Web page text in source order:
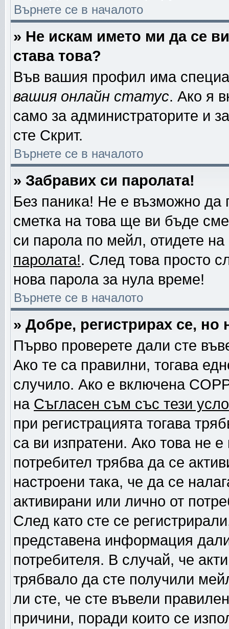
Върнете се в началото
» Не искам името ми да се
става това?
Във вашия профил има
вашия онлайн статус. Ако я
само за администраторите и
сте Скрит.
Върнете се в началото
» Забравих си паролата!
Без паника! Не е възможно да
сметка на това ще ви бъде
си парола по мейл, отидете
паролата!. След това просто
нова парола за нула време!
Върнете се в началото
» Добре, регистрирах се, но
Първо проверете дали сте
Ако те са правилни, тогава
случило. Ако е включена
на Съгласен съм със тези
при регистрацията тогава
са ви изпратени. Ако това не
потребител трябва да се
настроени така, че да се
активирани или лично от
След като сте се
представена информация
потребителя. В случай, че
трябвало да сте получили
ли сте, че сте въвели
причини, поради които се